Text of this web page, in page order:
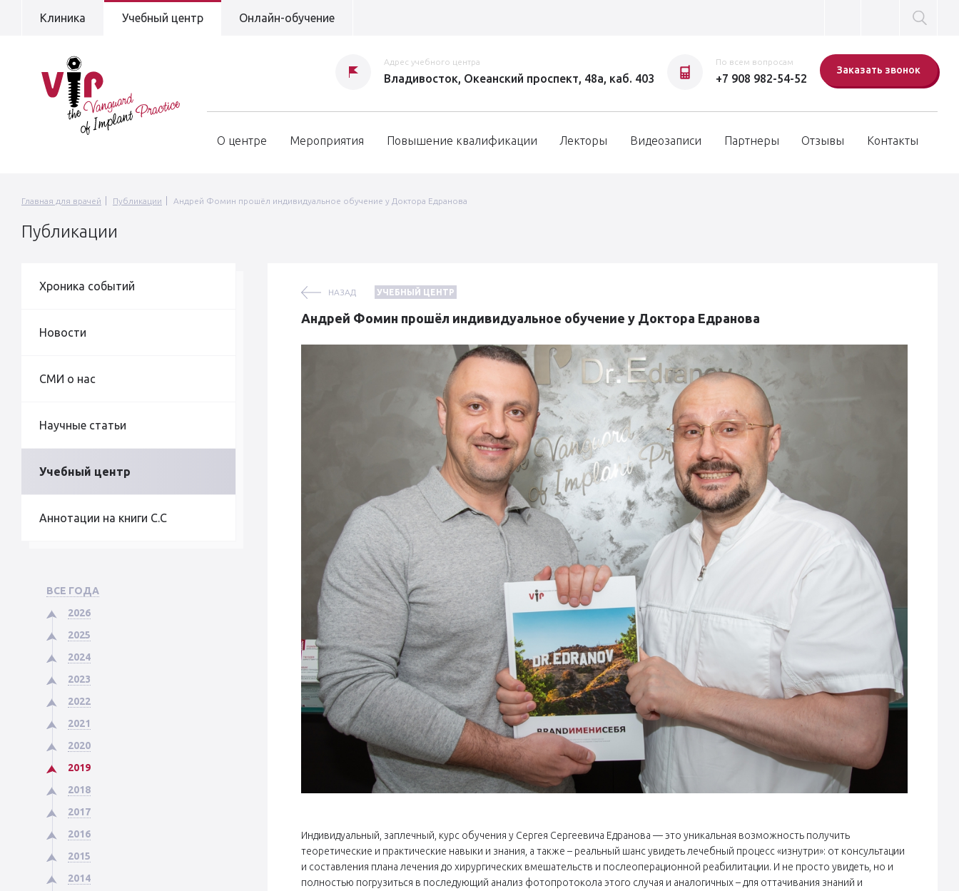
Клиника Учебный центр Онлайн-обучение
Адрес учебного центра
Владивосток, Океанский проспект, 48а, каб. 403
По всем вопросам
+7 908 982-54-52
Заказать звонок
О центре Мероприятия Повышение квалификации Лекторы Видеозаписи Партнеры Отзывы Контакты
Главная для врачей Публикации Андрей Фомин прошёл индивидуальное обучение у Доктора Едранова
Публикации
Хроника событий
Новости
СМИ о нас
Научные статьи
Учебный центр
Аннотации на книги С.С
ВСЕ ГОДА
2026
2025
2024
2023
2022
2021
2020
2019
2018
2017
2016
2015
2014
НАЗАД УЧЕБНЫЙ ЦЕНТР
Андрей Фомин прошёл индивидуальное обучение у Доктора Едранова
Индивидуальный, заплечный, курс обучения у Сергея Сергеевича Едранова — это уникальная возможность получить
теоретические и практические навыки и знания, а также – реальный шанс увидеть лечебный процесс «изнутри»: от консультации
и составления плана лечения до хирургических вмешательств и послеоперационной реабилитации. И не просто увидеть, но и
полностью погрузиться в последующий анализ фотопротокола этого случая и аналогичных – для оттачивания знаний и